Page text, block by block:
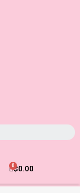
$0.00
0